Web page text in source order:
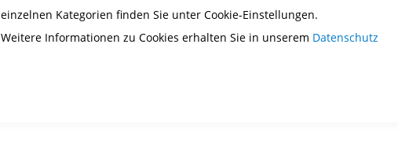
einzelnen Kategorien finden Sie unter Cookie-Einstellungen.
Weitere Informationen zu Cookies erhalten Sie in unserem Datenschutz